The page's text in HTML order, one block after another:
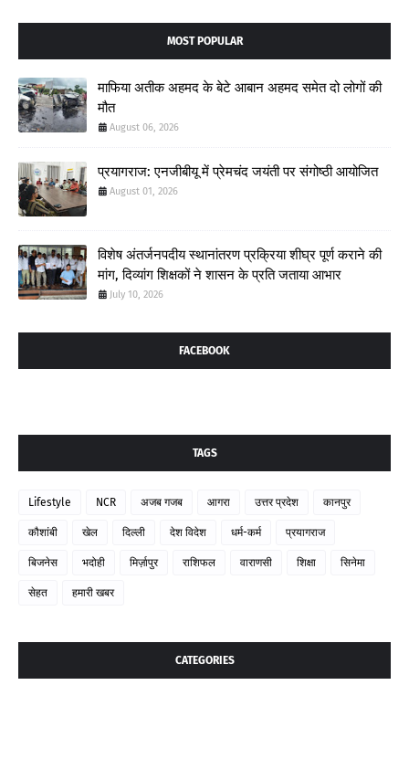
MOST POPULAR
माफिया अतीक अहमद के बेटे आबान अहमद समेत दो लोगों की
मौत
August 06, 2026
प्रयागराज: एनजीबीयू में प्रेमचंद जयंती पर संगोष्ठी आयोजित
August 01, 2026
विशेष अंतर्जनपदीय स्थानांतरण प्रक्रिया शीघ्र पूर्ण कराने की
मांग, दिव्यांग शिक्षकों ने शासन के प्रति जताया आभार
July 10, 2026
FACEBOOK
TAGS
Lifestyle NCR अजब गजब आगरा उत्तर प्रदेश कानपुर
कौशांबी खेल दिल्ली देश विदेश धर्म-कर्म प्रयागराज
बिजनेस भदोही मिर्ज़ापुर राशिफल वाराणसी शिक्षा सिनेमा
सेहत हमारी खबर
CATEGORIES